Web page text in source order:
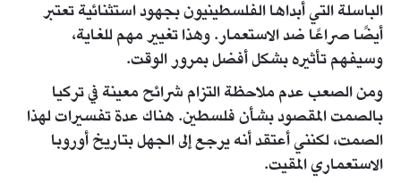
الباسلة التي أبداها الفلسطينيون بجهود استثنائية تعتبر
أيضًا صراعًا ضد الاستعمار. وهذا تغيير مهم للغاية،
وسيفهم تأثيره بشكل أفضل بمرور الوقت.
ومن الصعب عدم ملاحظة التزام شرائح معينة في تركيا
بالصمت المقصود بشأن فلسطين. هناك عدة تفسيرات لهذا
الصمت، لكنني أعتقد أنه يرجع إلى الجهل بتاريخ أوروبا
الاستعماري المقيت.